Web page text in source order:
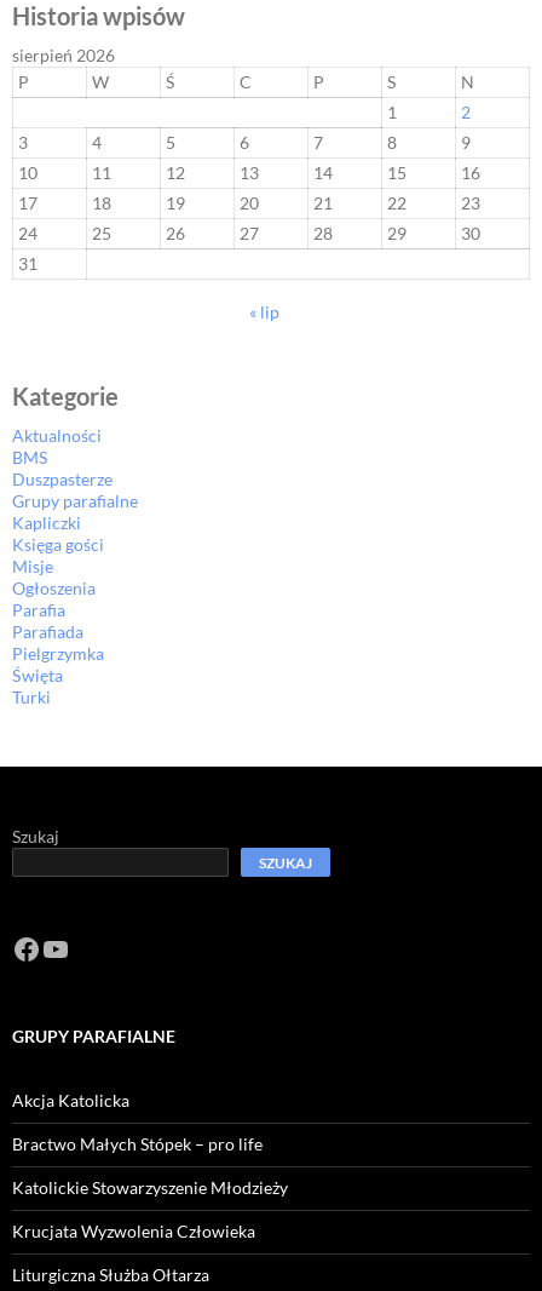
Historia wpisów
sierpień 2026
P
W Ś C P S
N
1
2
3
4 5 6 7 8
9
10
11 12 13 14 15
16
17
18 19 20 21 22
23
24
25 26 27 28 29
30
31
« lip
Kategorie
Aktualności
BMS
Duszpasterze
Grupy parafialne
Kapliczki
Księga gości
Misje
Ogłoszenia
Parafia
Parafiada
Pielgrzymka
Święta
Turki
Szukaj
SZUKAJ
Facebook
https://www.youtube.com/channel/
GRUPY PARAFIALNE
Akcja Katolicka
Bractwo Małych Stópek – pro life
Katolickie Stowarzyszenie Młodzieży
Krucjata Wyzwolenia Człowieka
Liturgiczna Służba Ołtarza